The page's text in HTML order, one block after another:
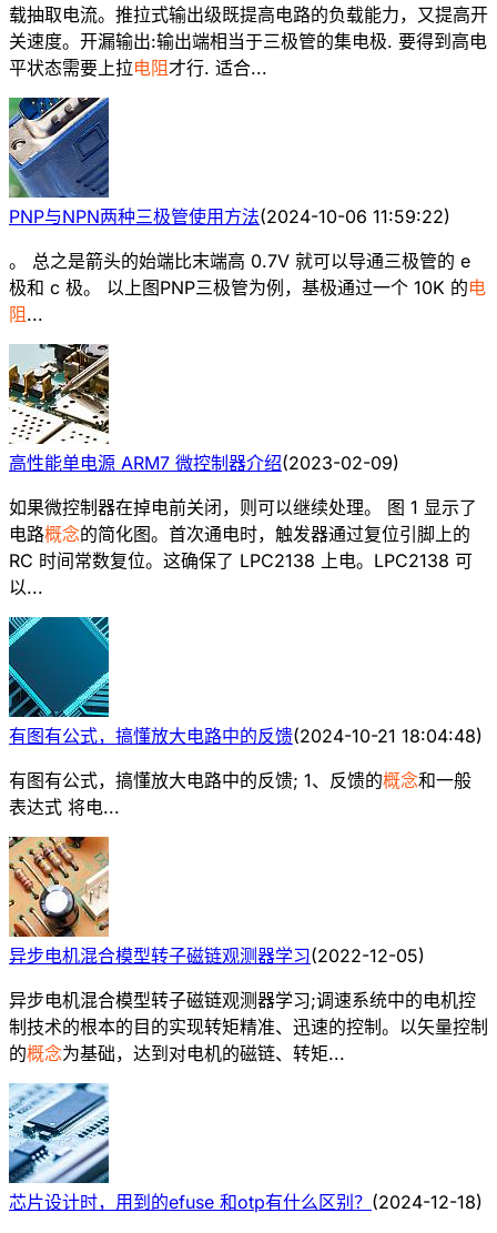
载抽取电流。推拉式输出级既提高电路的负载能力，又提高开
关速度。开漏输出:输出端相当于三极管的集电极. 要得到高电
平状态需要上拉电阻才行. 适合...
PNP与NPN两种三极管使用方法(2024-10-06 11:59:22)
。 总之是箭头的始端比末端高 0.7V 就可以导通三极管的 e
极和 c 极。 以上图PNP三极管为例，基极通过一个 10K 的电
阻...
高性能单电源 ARM7 微控制器介绍(2023-02-09)
如果微控制器在掉电前关闭，则可以继续处理。 图 1 显示了
电路概念的简化图。首次通电时，触发器通过复位引脚上的
RC 时间常数复位。这确保了 LPC2138 上电。LPC2138 可
以...
有图有公式，搞懂放大电路中的反馈(2024-10-21 18:04:48)
有图有公式，搞懂放大电路中的反馈; 1、反馈的概念和一般
表达式 将电...
异步电机混合模型转子磁链观测器学习(2022-12-05)
异步电机混合模型转子磁链观测器学习;调速系统中的电机控
制技术的根本的目的实现转矩精准、迅速的控制。以矢量控制
的概念为基础，达到对电机的磁链、转矩...
芯片设计时，用到的efuse 和otp有什么区别？ (2024-12-18)